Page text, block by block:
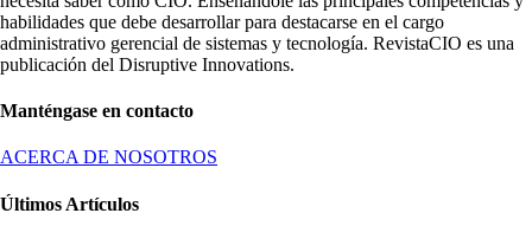
habilidades que debe desarrollar para destacarse en el cargo
administrativo gerencial de sistemas y tecnología. RevistaCIO es una
publicación del Disruptive Innovations.
Manténgase en contacto
ACERCA DE NOSOTROS
Últimos Artículos